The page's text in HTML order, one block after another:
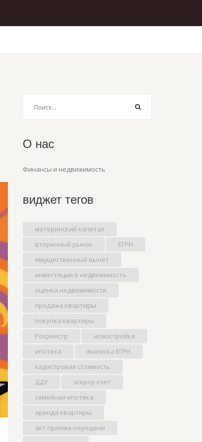
О нас
Финансы и недвижимость
виджет тегов
материнский капитал
вторичный рынок
ЕГРН
имущественный вычет
инвестиции в недвижимость
оценка недвижимости
продажа квартиры
покупка квартиры
Росреестр
новостройка
ипотека
выписка ЕГРН
кадастровая стоимость
ДДУ
эскроу-счет
семейная ипотека
аренда квартиры
акт приема-передачи